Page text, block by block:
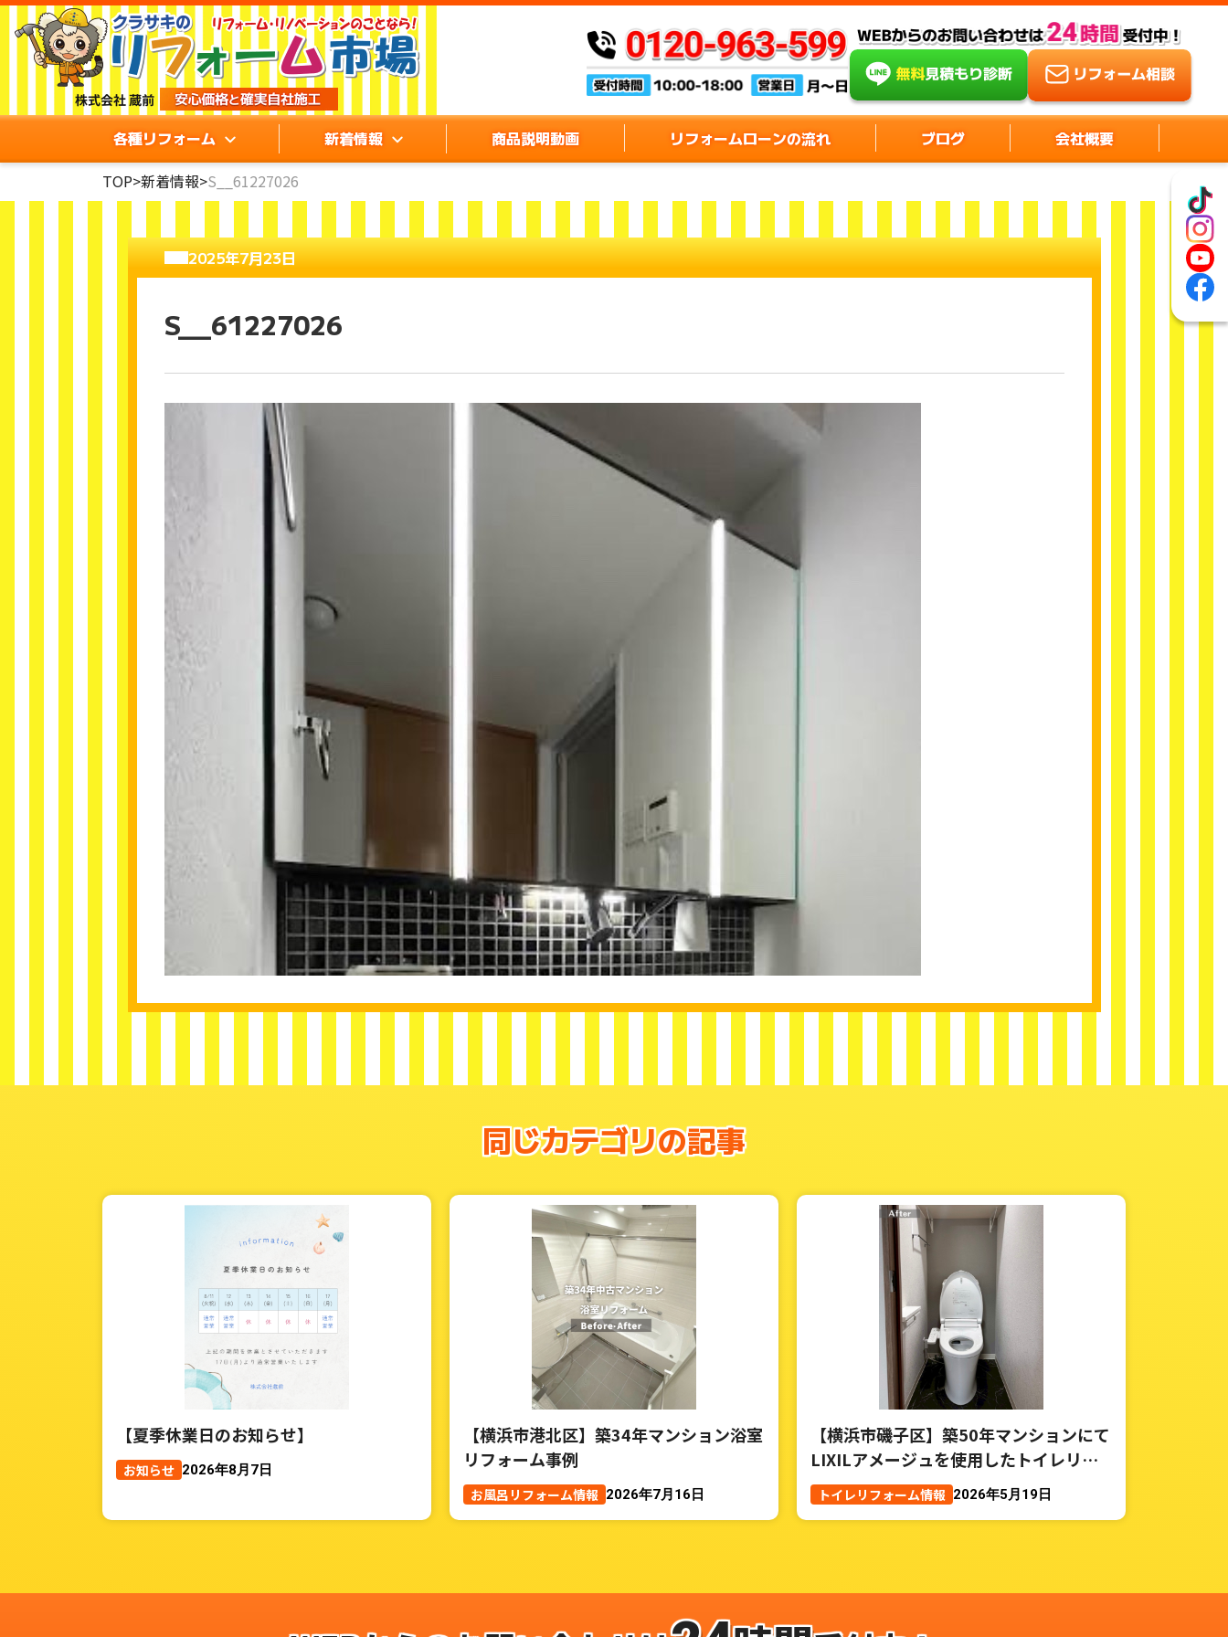
各種リフォーム 新着情報 商品説明動画 リフォームローンの流れ ブログ
会社概要
TOP>新着情報>S__61227026
2025年7月23日
S__61227026
同じカテゴリの記事
【夏季休業日のお知らせ】
お知らせ 2026年8月7日
【横浜市港北区】築34年マンション浴室
リフォーム事例
お風呂リフォーム情報 2026年7月16日
【横浜市磯子区】築50年マンションにて
LIXILアメージュを使用したトイレリフ
ォーム事例
トイレリフォーム情報 2026年5月19日